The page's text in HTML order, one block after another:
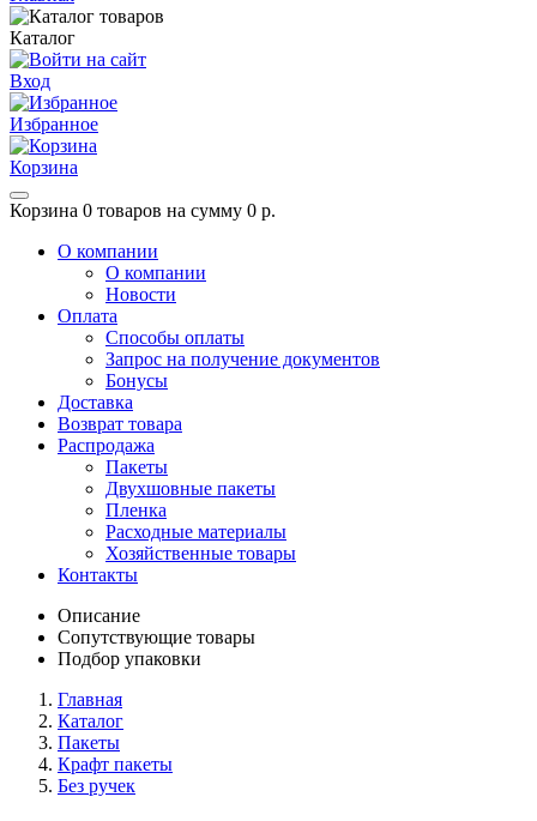
Каталог
Вход
Избранное
Корзина
Корзина 0 товаров на сумму 0 р.
О компании
О компании
Новости
Оплата
Способы оплаты
Запрос на получение документов
Бонусы
Доставка
Возврат товара
Распродажа
Пакеты
Двухшовные пакеты
Пленка
Расходные материалы
Хозяйственные товары
Контакты
Описание
Сопутствующие товары
Подбор упаковки
Главная
Каталог
Пакеты
Крафт пакеты
Без ручек